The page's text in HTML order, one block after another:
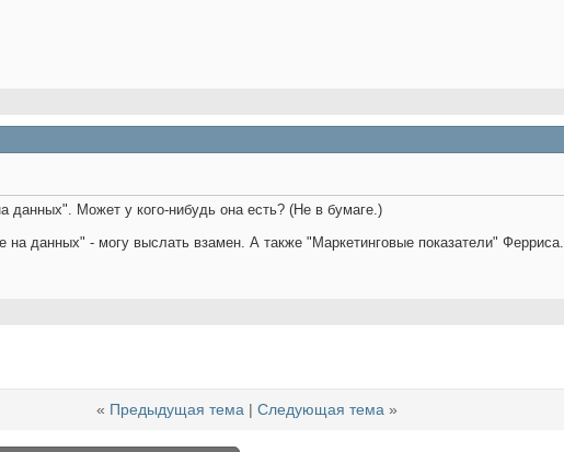
данных". Может у кого-нибудь она есть? (Не в бумаге.)
на данных" - могу выслать взамен. А также "Маркетинговые показатели" Ферриса.
« Предыдущая тема| Следующая тема »